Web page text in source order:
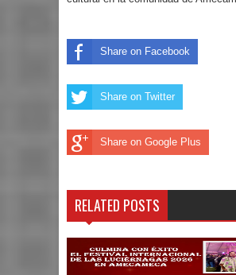
Share on Facebook
Share on Twitter
Share on Google Plus
RELATED POSTS